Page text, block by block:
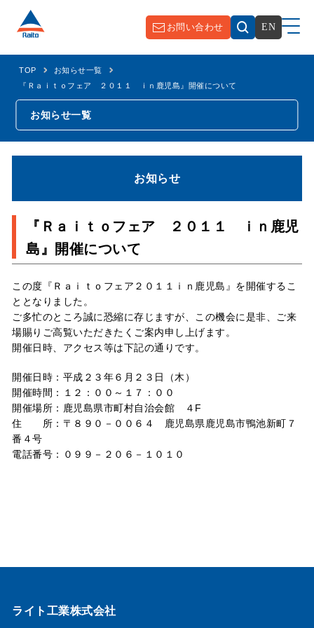
お問い合わせ EN
TOP
お知らせ一覧
『Ｒａｉｔｏフェア ２０１１ ｉｎ鹿児島』開催について
お知らせ一覧
お知らせ
『Ｒａｉｔｏフェア ２０１１ ｉｎ鹿児
島』開催について
この度『Ｒａｉｔｏフェア２０１１ｉｎ鹿児島』を開催するこ
ととなりました。
ご多忙のところ誠に恐縮に存じますが、この機会に是非、ご来
場賜りご高覧いただきたくご案内申し上げます。
開催日時、アクセス等は下記の通りです。
開催日時：平成２３年６月２３日（木）
開催時間：１２：００～１７：００
開催場所：鹿児島県市町村自治会館 ４F
住 所：〒８９０－００６４ 鹿児島県鹿児島市鴨池新町７
番４号
電話番号：０９９－２０６－１０１０
ライト工業株式会社